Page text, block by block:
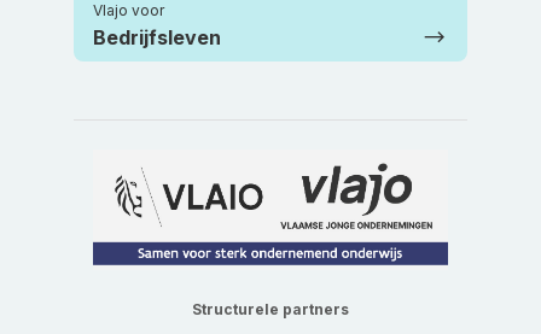
Vlajo voor
Bedrijfsleven
Structurele partners